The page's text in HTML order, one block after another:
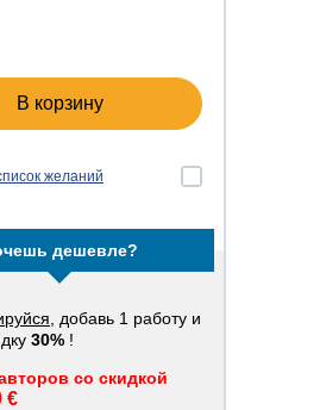
В корзину
желаний
дешевле?
, добавь 1 работу и
30% !
со скидкой
€